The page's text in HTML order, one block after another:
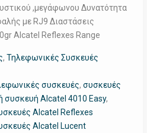
,μεγάφωνου Δυνατότητα
με RJ9 Διαστάσεις
Alcatel Reflexes Range
, Τηλεφωνικές Συσκευές
συσκευές, συσκευές
συσκευή Alcatel 4010 Easy,
Alcatel Reflexes
Alcatel Lucent